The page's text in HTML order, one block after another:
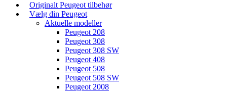
Originalt Peugeot tilbehør
Vælg din Peugeot
Aktuelle modeller
Peugeot 208
Peugeot 308
Peugeot 308 SW
Peugeot 408
Peugeot 508
Peugeot 508 SW
Peugeot 2008